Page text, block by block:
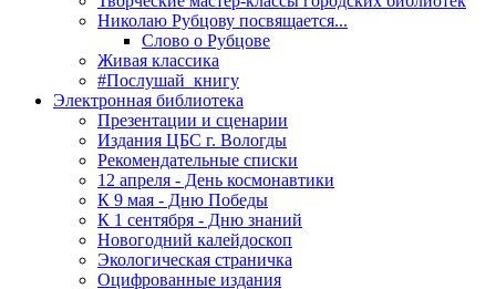
Николаю Рубцову посвящается...
Слово о Рубцове
Живая классика
#Послушай_книгу
Электронная библиотека
Презентации и сценарии
Издания ЦБС г. Вологды
Рекомендательные списки
12 апреля - День космонавтики
К 9 мая - Дню Победы
К 1 сентября - Дню знаний
Новогодний калейдоскоп
Экологическая страничка
Оцифрованные издания